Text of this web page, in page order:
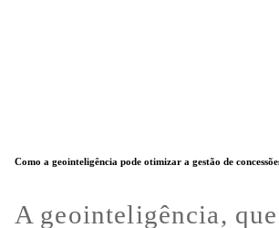
Como a geointeligência pode otimizar a gestão de
A geointeligência,